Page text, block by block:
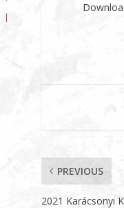
PREVIOUS
2021 Karácsonyi